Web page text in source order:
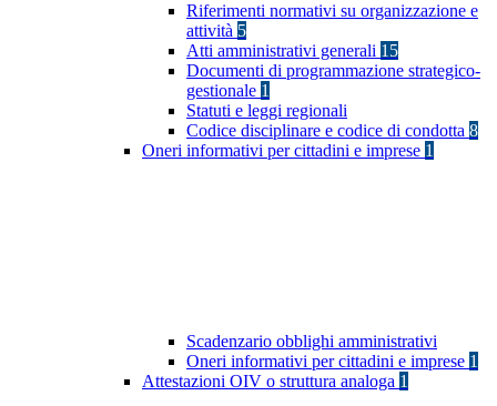
Riferimenti normativi su organizzazione e
attività 5
Atti amministrativi generali 15
Documenti di programmazione strategico-
gestionale 1
Statuti e leggi regionali
Codice disciplinare e codice di condotta 8
Oneri informativi per cittadini e imprese 1
Scadenzario obblighi amministrativi
Oneri informativi per cittadini e imprese 1
Attestazioni OIV o struttura analoga 1